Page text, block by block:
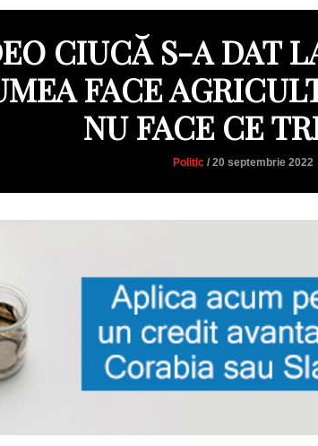
CIUCĂ S-A DAT
FACE
NU FACE CE
Politic/ 20 septembrie 2022